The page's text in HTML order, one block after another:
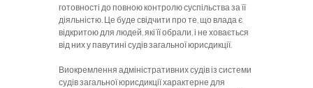
готовності до повною контролю суспільства за її
діяльністю. Це буде свідчити про те, що влада є
відкритою для людей, які її обрали, і не ховається
від них у павутині судів загальної юрисдикції.
Виокремлення адміністративних судів із системи
судів загальної юрисдикції характерне для